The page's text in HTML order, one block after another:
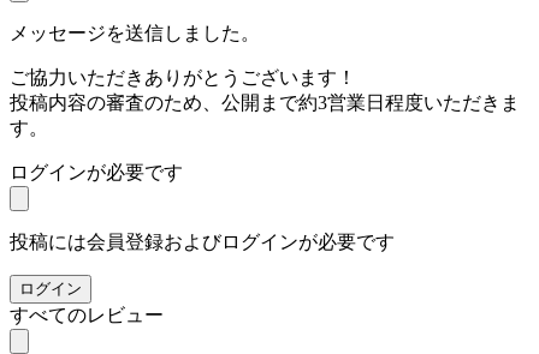
メッセージを送信しました。
ご協力いただきありがとうございます！
投稿内容の審査のため、公開まで約3営業日程度いただきま
す。
ログインが必要です
投稿には会員登録およびログインが必要です
ログイン
すべてのレビュー